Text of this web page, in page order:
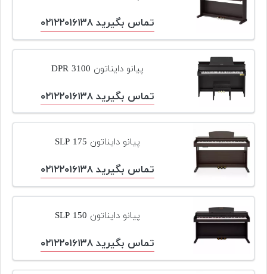
وبلاگ
بازسازی
پیانو
دست
دوم
افزودن
محصول
دوم
تماس بگیرید ۰۲۱۲۲۰۱۶۱۳۸
پیانو دایناتون DPR 3100
تماس بگیرید ۰۲۱۲۲۰۱۶۱۳۸
پیانو دایناتون SLP 175
تماس بگیرید ۰۲۱۲۲۰۱۶۱۳۸
پیانو دایناتون SLP 150
تماس بگیرید ۰۲۱۲۲۰۱۶۱۳۸